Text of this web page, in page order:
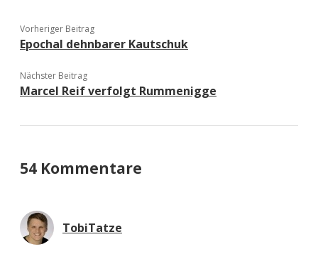
Vorheriger Beitrag
Epochal dehnbarer Kautschuk
Nächster Beitrag
Marcel Reif verfolgt Rummenigge
54 Kommentare
TobiTatze